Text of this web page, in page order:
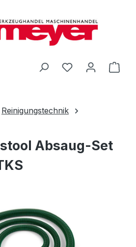
Du hast 0
Reinigungstechnik
Absaug-Set